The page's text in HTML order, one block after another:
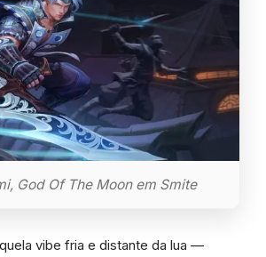
God Of The Moon em Smite
vibe fria e distante da lua —